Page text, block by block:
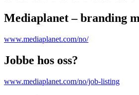
Mediaplanet – branding
www.mediaplanet.com/no/
Jobbe hos oss?
www.mediaplanet.com/no/job-listing